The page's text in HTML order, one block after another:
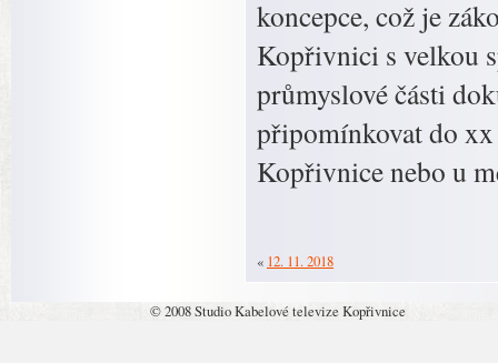
koncepce, což je
Kopřivnici s velkou
průmyslové části
připomínkovat do xx
Kopřivnice nebo u
« 12. 11. 2018
© 2008 Studio Kabelové televize Kopřivnice